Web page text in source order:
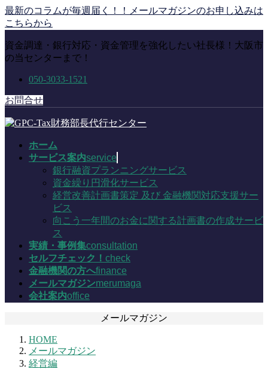
コ
ン
ン
ツ
動
ナ
ビ
ー
シ
に
移
動
最新のコラムが毎週届く！！メールマガジンのお申し込みは
こちらから
資金調達・銀行対応・資金管理を強化したい社長様！大阪市
の当センターまで！
050-3033-1521
お問合せ
ホーム
サービス案内service
銀行融資プランニングサービス
資金繰り円滑化サービス
経営改善計画書策定 及び 金融機関対応支援サー
ビス
向こう一年間のお金に関する計画書の作成サービ
ス
実績・事例集consultation
セルフチェック！ check
金融機関の方へfinance
メールマガジンmerumaga
会社案内office
メールマガジン
HOME
メールマガジン
経営編